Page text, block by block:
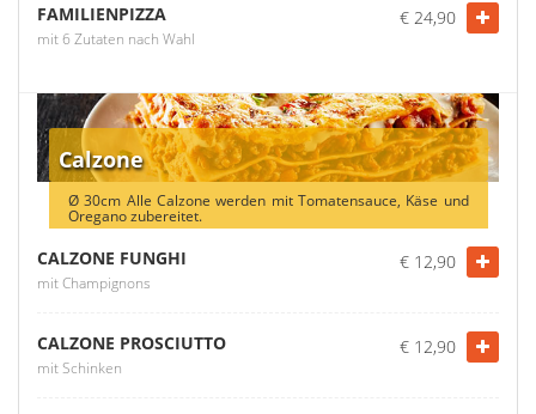
FAMILIENPIZZA
mit 6 Zutaten nach Wahl
€ 24,90
Calzone
Ø 30cm Alle Calzone werden mit Tomatensauce, Käse und
Oregano zubereitet.
CALZONE FUNGHI
mit Champignons
€ 12,90
CALZONE PROSCIUTTO
mit Schinken
€ 12,90